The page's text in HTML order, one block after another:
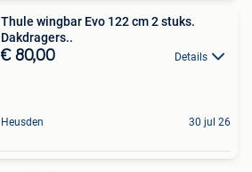
Thule wingbar Evo 122 cm 2 stuks.
Dakdragers..
€ 80,00 Details
Heusden 30 jul 26